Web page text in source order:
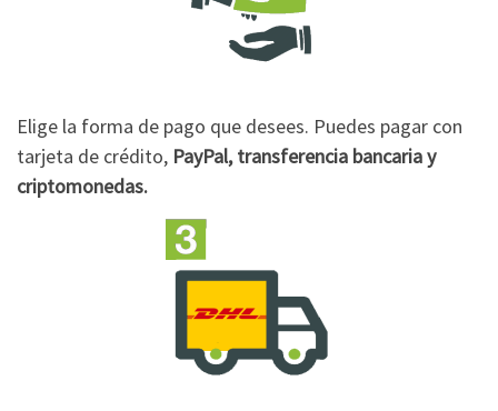
Elige la forma de pago que desees. Puedes pagar con
tarjeta de crédito, PayPal, transferencia bancaria y
criptomonedas.